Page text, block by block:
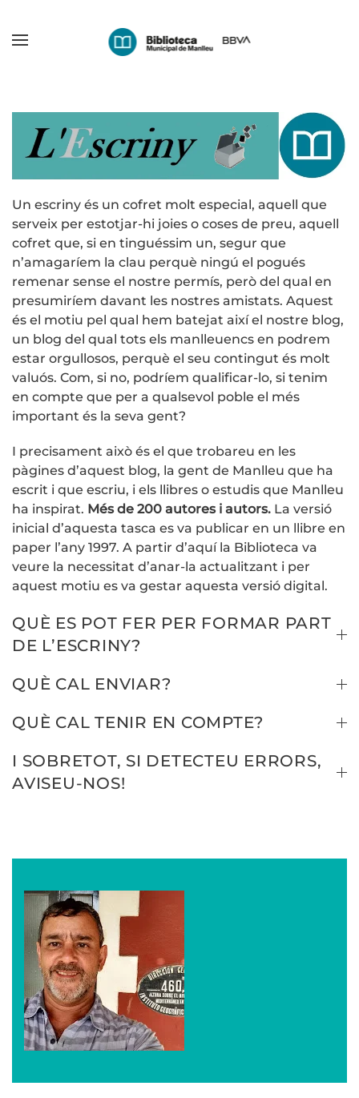
Un escriny és un cofret molt especial, aquell que
serveix per estotjar-hi joies o coses de preu, aquell
cofret que, si en tinguéssim un, segur que
n’amagaríem la clau perquè ningú el pogués
remenar sense el nostre permís, però del qual en
presumiríem davant les nostres amistats. Aquest
és el motiu pel qual hem batejat així el nostre blog,
un blog del qual tots els manlleuencs en podrem
estar orgullosos, perquè el seu contingut és molt
valuós. Com, si no, podríem qualificar-lo, si tenim
en compte que per a qualsevol poble el més
important és la seva gent?
I precisament això és el que trobareu en les
pàgines d’aquest blog, la gent de Manlleu que ha
escrit i que escriu, i els llibres o estudis que Manlleu
ha inspirat. Més de 200 autores i autors. La versió
inicial d’aquesta tasca es va publicar en un llibre en
paper l’any 1997. A partir d’aquí la Biblioteca va
veure la necessitat d’anar-la actualitzant i per
aquest motiu es va gestar aquesta versió digital.
QUÈ ES POT FER PER FORMAR PART
DE L’ESCRINY?
QUÈ CAL ENVIAR?
QUÈ CAL TENIR EN COMPTE?
I SOBRETOT, SI DETECTEU ERRORS,
AVISEU-NOS!